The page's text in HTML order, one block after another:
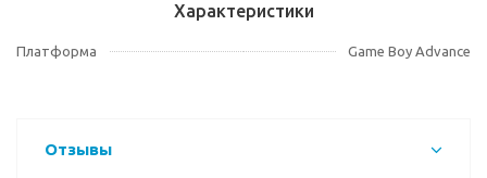
Характеристики
Платформа Game Boy Advance
Отзывы